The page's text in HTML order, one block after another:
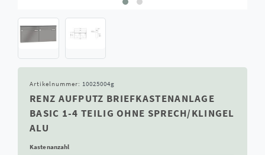
Artikelnummer: 10025004g
RENZ AUFPUTZ BRIEFKASTENANLAGE
BASIC 1-4 TEILIG OHNE SPRECH/KLINGEL
ALU
Kastenanzahl